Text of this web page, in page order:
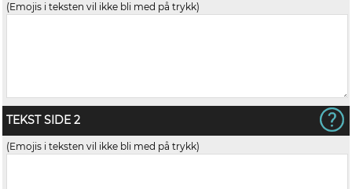
(Emojis i teksten vil ikke bli med på trykk)
TEKST SIDE 2
(Emojis i teksten vil ikke bli med på trykk)